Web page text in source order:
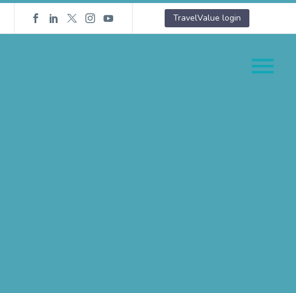
TravelValue login